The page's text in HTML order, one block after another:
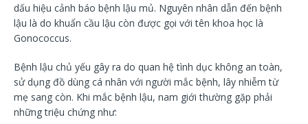
dấu hiệu cảnh báo bệnh lậu mủ. Nguyên nhân dẫn đến bệnh
lậu là do khuẩn cầu lậu còn được gọi với tên khoa học là
Gonococcus.
Bệnh lậu chủ yếu gây ra do quan hệ tình dục không an toàn,
sử dụng đồ dùng cá nhân với người mắc bệnh, lây nhiễm từ
mẹ sang còn. Khi mắc bệnh lậu, nam giới thường gặp phải
những triệu chứng như: